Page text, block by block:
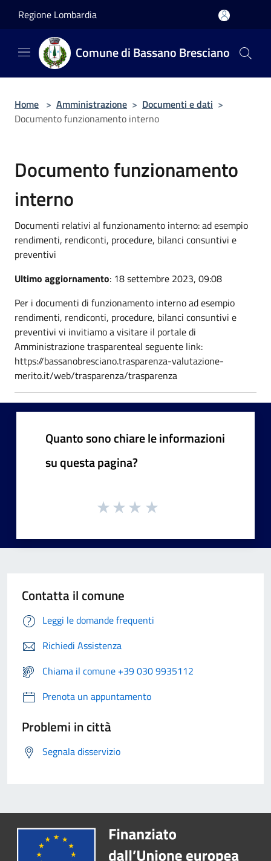
Regione Lombardia
Comune di Bassano Bresciano
Home > Amministrazione > Documenti e dati >
Documento funzionamento interno
Documento funzionamento
interno
Documenti relativi al funzionamento interno: ad esempio
rendimenti, rendiconti, procedure, bilanci consuntivi e
preventivi
Ultimo aggiornamento: 18 settembre 2023, 09:08
Per i documenti di funzionamento interno ad esempio
rendimenti, rendiconti, procedure, bilanci consuntivi e
preventivi vi invitiamo a visitare il portale di
Amministrazione trasparenteal seguente link:
https://bassanobresciano.trasparenza-valutazione-
merito.it/web/trasparenza/trasparenza
Quanto sono chiare le informazioni
su questa pagina?
Contatta il comune
Leggi le domande frequenti
Richiedi Assistenza
Chiama il comune +39 030 9935112
Prenota un appuntamento
Problemi in città
Segnala disservizio